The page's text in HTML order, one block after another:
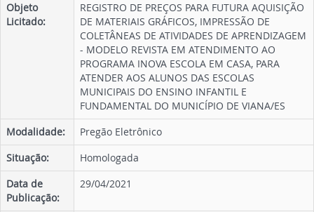
Objeto
Licitado:
REGISTRO DE PREÇOS PARA FUTURA AQUISIÇÃO
DE MATERIAIS GRÁFICOS, IMPRESSÃO DE
COLETÂNEAS DE ATIVIDADES DE APRENDIZAGEM
- MODELO REVISTA EM ATENDIMENTO AO
PROGRAMA INOVA ESCOLA EM CASA, PARA
ATENDER AOS ALUNOS DAS ESCOLAS
MUNICIPAIS DO ENSINO INFANTIL E
FUNDAMENTAL DO MUNICÍPIO DE VIANA/ES
Modalidade:
Pregão Eletrônico
Situação:
Homologada
Data de
Publicação:
29/04/2021